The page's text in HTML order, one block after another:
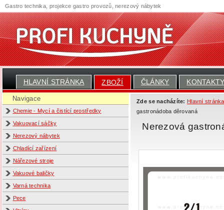
HLAVNÍ STRÁNKA ZBOŽÍ ČLÁNKY
Navigace
Chemie - Mycí a čistící prostředky
Vakuovací sáčky
Nerezový nábytek
Chladící zařízení
Nářezové stroje
Vakuové baličky
Varná technika
Pece
Zde se nacházíte: Hlavní stránka
gastronádoba děrovaná
Nerezová
Gastro technika, projekce gastro provozů, nerezový nábytek